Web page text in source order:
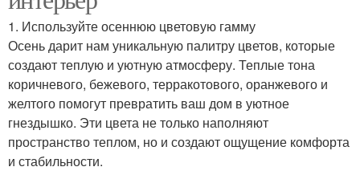
1. Используйте осеннюю цветовую гамму
Осень дарит нам уникальную палитру цветов, которые
создают теплую и уютную атмосферу. Теплые тона
коричневого, бежевого, терракотового, оранжевого и
желтого помогут превратить ваш дом в уютное
гнездышко. Эти цвета не только наполняют
пространство теплом, но и создают ощущение комфорта
и стабильности.